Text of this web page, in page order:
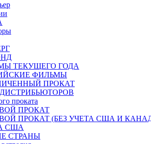
ТЕКУЩЕГО ГОДА
ФИЛЬМЫ
ПРОКАТ
проката
ПРОКАТ
ПРОКАТ (БЕЗ УЧЕТА США И
США
СТРАНЫ